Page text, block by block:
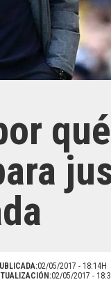
02/05/2017 - 18:14H
02/05/2017 -